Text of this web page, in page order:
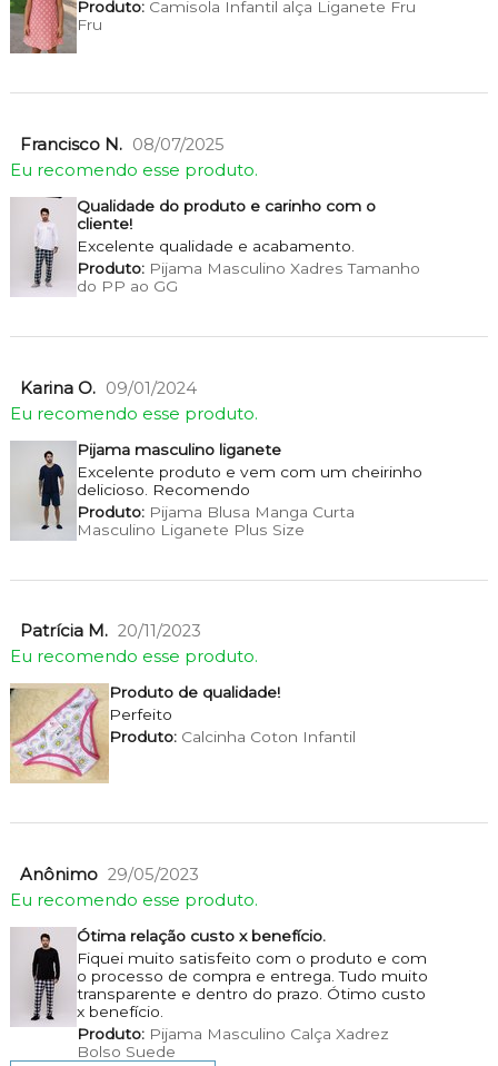
Produto:Camisola Infantil alça Liganete Fru
Fru
Francisco N. 08/07/2025
Eu recomendo esse produto.
Qualidade do produto e carinho com o
cliente!
Excelente qualidade e acabamento.
Produto:Pijama Masculino Xadres Tamanho
do PP ao GG
Karina O. 09/01/2024
Eu recomendo esse produto.
Pijama masculino liganete
Excelente produto e vem com um cheirinho
delicioso. Recomendo
Produto:Pijama Blusa Manga Curta
Masculino Liganete Plus Size
Patrícia M. 20/11/2023
Eu recomendo esse produto.
Produto de qualidade!
Perfeito
Produto:Calcinha Coton Infantil
Anônimo 29/05/2023
Eu recomendo esse produto.
Ótima relação custo x benefício.
Fiquei muito satisfeito com o produto e com
o processo de compra e entrega. Tudo muito
transparente e dentro do prazo. Ótimo custo
x benefício.
Produto:Pijama Masculino Calça Xadrez
Bolso Suede